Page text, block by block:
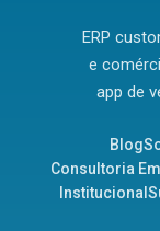
ERP
e
app de
Blog
Consultoria
Institucional